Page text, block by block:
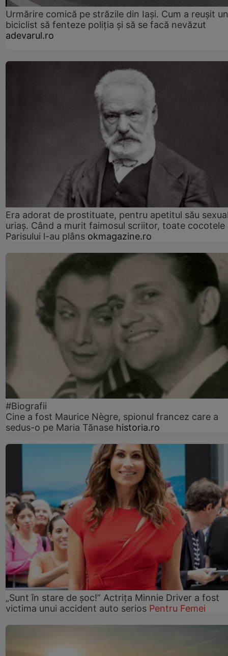
Urmărire comică pe străzile din Iași. Cum a reușit un
biciclist să fenteze poliția și să se facă nevăzut
adevarul.ro
Era adorat de prostituate, pentru apetitul său
uriaș. Când a murit faimosul scriitor, toate cocotele
Parisului l-au plâns okmagazine.ro
#Biografii
Cine a fost Maurice Nègre, spionul francez care a
sedus-o pe Maria Tănase historia.ro
„Sunt în stare de șoc!” Actrița Minnie Driver a fost
victima unui accident auto serios Pentru Femei